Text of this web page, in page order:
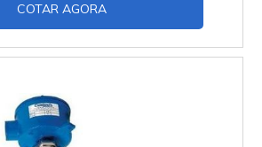
velocidade, precisão e
diferentes modos: velocidade,
e agilidade s....
COTAR AGORA